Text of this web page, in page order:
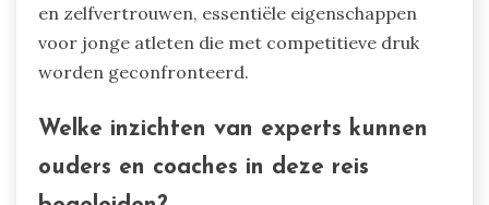
en zelfvertrouwen, essentiële eigenschappen
voor jonge atleten die met competitieve druk
worden geconfronteerd.
Welke inzichten van experts kunnen
ouders en coaches in deze reis